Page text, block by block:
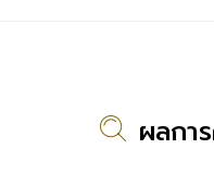
ผลกา